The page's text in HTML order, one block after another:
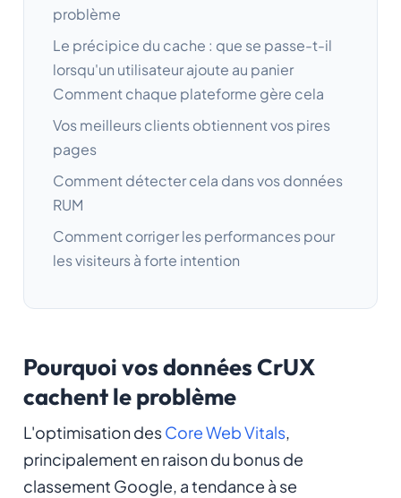
problème
Le précipice du cache : que se passe-t-il
lorsqu'un utilisateur ajoute au panier
Comment chaque plateforme gère cela
Vos meilleurs clients obtiennent vos pires
pages
Comment détecter cela dans vos données
RUM
Comment corriger les performances pour
les visiteurs à forte intention
Pourquoi vos données CrUX
cachent le problème
L'optimisation desCore Web Vitals,
principalement en raison du bonus de
classement Google, a tendance à se